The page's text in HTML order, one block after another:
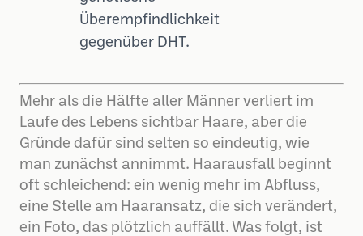
Überempfindlichkeit
gegenüber DHT.
Mehr als die Hälfte aller Männer verliert im
Laufe des Lebens sichtbar Haare, aber die
Gründe dafür sind selten so eindeutig, wie
man zunächst annimmt. Haarausfall beginnt
oft schleichend: ein wenig mehr im Abfluss,
eine Stelle am Haaransatz, die sich verändert,
ein Foto, das plötzlich auffällt. Was folgt, ist